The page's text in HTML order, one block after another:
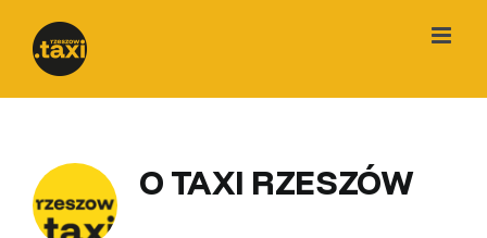
Przejdź
O TAXI RZESZÓW